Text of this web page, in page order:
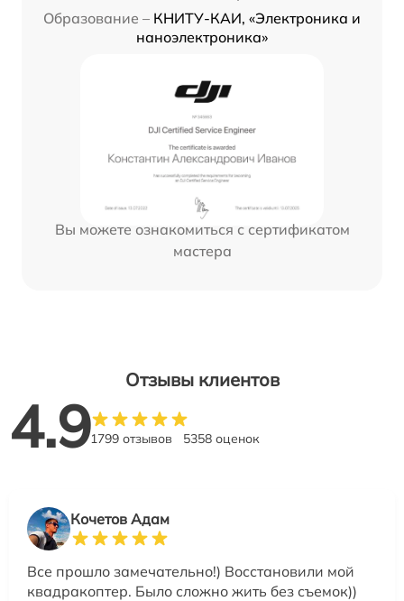
Образование – КНИТУ-КАИ, «Электроника и
наноэлектроника»
Вы можете ознакомиться с сертификатом
мастера
Отзывы клиентов
4.91799 отзывов 5358 оценок
Кочетов Адам
Все прошло замечательно!) Восстановили мой
квадракоптер. Было сложно жить без съемок))